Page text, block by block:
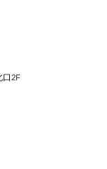
口2F